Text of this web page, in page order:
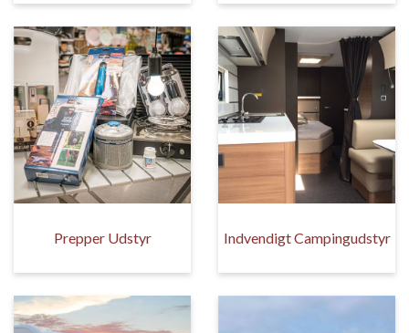
Prepper Udstyr Indvendigt Campingudstyr